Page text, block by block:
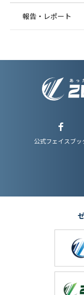
報告・レポート
公式フェイスブッ